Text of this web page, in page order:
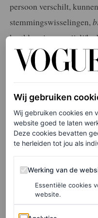
persoon verschilt,
stemmingswisselingen,
hartkloppingen, pijnlijke
slapeloosheid,
droogheid en verlies
depressief voelen.
Na mijn controle liet ik
met een aantal
voorgeschreven, dat
vermoeidheid,
huid en haar. Ook werd
Wij gebruiken
Wij gebruiken cookies en
website goed te laten
Deze cookies bevatten
te herleiden tot jou als
Werking van de website
Werking van de
Essentiële cookies
website.
Analytics